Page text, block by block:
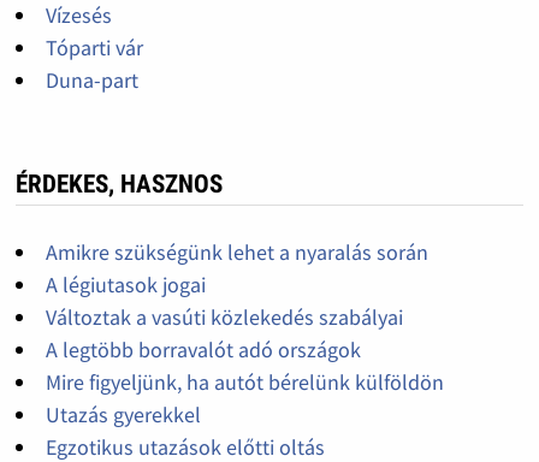
Vízesés
Tóparti vár
Duna-part
ÉRDEKES, HASZNOS
Amikre szükségünk lehet a nyaralás során
A légiutasok jogai
Változtak a vasúti közlekedés szabályai
A legtöbb borravalót adó országok
Mire figyeljünk, ha autót bérelünk külföldön
Utazás gyerekkel
Egzotikus utazások előtti oltás